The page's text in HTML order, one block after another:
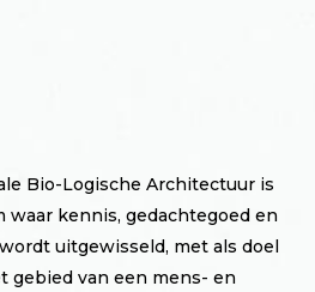
Bio-Logische Architectuur is
waar kennis, gedachtegoed en
uitgewisseld, met als doel
gebied van een mens- en